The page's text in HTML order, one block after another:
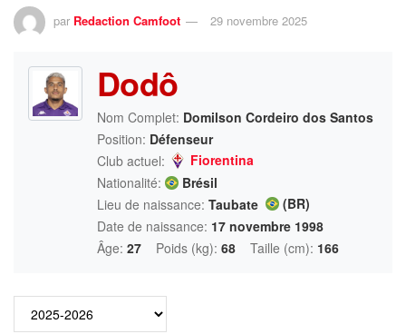
par Redaction Camfoot 29 novembre 2025
Dodô
Nom Complet: Domilson Cordeiro dos Santos
Position: Défenseur
Club actuel:
Fiorentina
Nationalité:
Brésil
Lieu de naissance: Taubate
(BR)
Date de naissance: 17 novembre 1998
Âge: 27 Poids (kg): 68 Taille (cm): 166